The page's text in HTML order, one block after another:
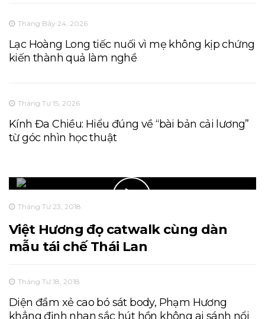
Tháng Bảy 24, 2026
Lạc Hoàng Long tiếc nuối vì mẹ không kịp chứng
kiến thành quả làm nghề
Tháng Tư 15, 2026
Kính Đa Chiều: Hiểu đúng về “bài bản cải lương”
từ góc nhìn học thuật
Tháng Tư 23, 2018
Việt Hương đọ catwalk cùng dàn
mẫu tái chế Thái Lan
Tháng Tư 18, 2018
Diện đầm xẻ cao bó sát body, Phạm Hương
khẳng định nhan sắc hút hồn không ai sánh nổi